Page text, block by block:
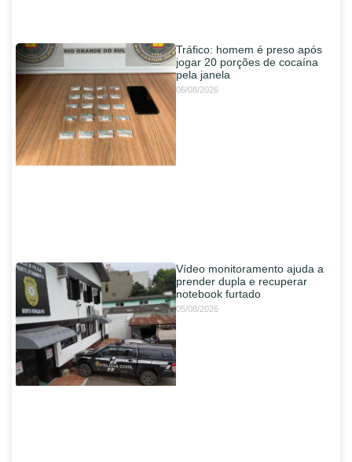
Tráfico: homem é preso após
jogar 20 porções de cocaína
pela janela
06/08/2026
Vídeo monitoramento ajuda a
prender dupla e recuperar
notebook furtado
05/08/2026